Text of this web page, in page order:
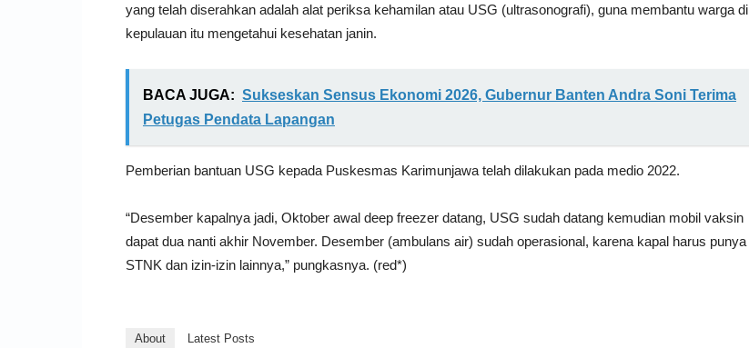
yang telah diserahkan adalah alat periksa kehamilan atau USG (ultrasonografi), guna membantu warga di
kepulauan itu mengetahui kesehatan janin.
BACA JUGA: Sukseskan Sensus Ekonomi 2026, Gubernur Banten Andra Soni Terima
Petugas Pendata Lapangan
Pemberian bantuan USG kepada Puskesmas Karimunjawa telah dilakukan pada medio 2022.
“Desember kapalnya jadi, Oktober awal deep freezer datang, USG sudah datang kemudian mobil vaksin
dapat dua nanti akhir November. Desember (ambulans air) sudah operasional, karena kapal harus punya
STNK dan izin-izin lainnya,” pungkasnya. (red*)
About Latest Posts